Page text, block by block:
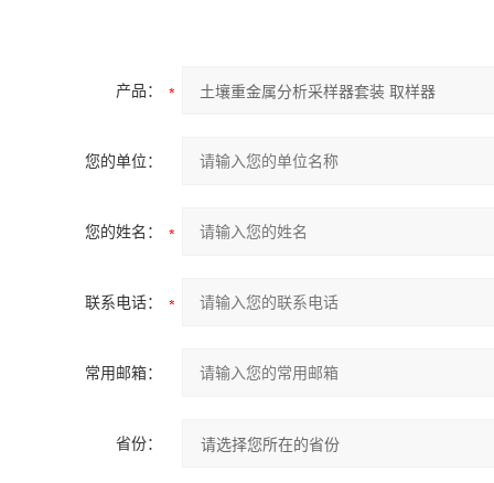
产品：
您的单位：
您的姓名：
联系电话：
常用邮箱：
省份：